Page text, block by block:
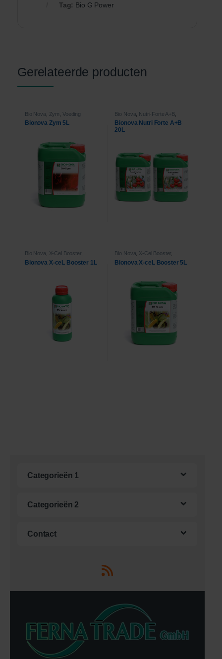
Tag: Bio G Power
Gerelateerde producten
Bio Nova Zym Voeding
Bionova Zym 5L
Bio Nova Nutri-Forte A+B
Voeding
Bionova Nutri Forte A+B
20L
Bio Nova X-Cel Booster,
Bionova X-ceL Booster 1L
Bio Nova X-Cel Booster
Bionova X-ceL Booster 5L
Categorieën 1
Categorieën 2
Contact